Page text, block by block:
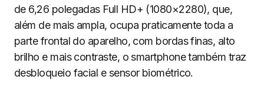
de 6,26 polegadas Full HD+ (1080×2280), que,
além de mais ampla, ocupa praticamente toda a
parte frontal do aparelho, com bordas finas, alto
brilho e mais contraste, o smartphone também traz
desbloqueio facial e sensor biométrico.